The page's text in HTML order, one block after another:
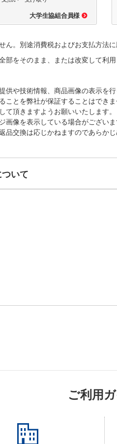
大学生協組合員様
。別途消費税およびお支払方法に
をそのまま、または改変して利用
や技術情報、商品画像の表示を行
とを弊社が保証することはできま
頂きますようお願いいたします。
像を表示している場合がございま
交換は応じかねますのであらかじ
いて
ご利用